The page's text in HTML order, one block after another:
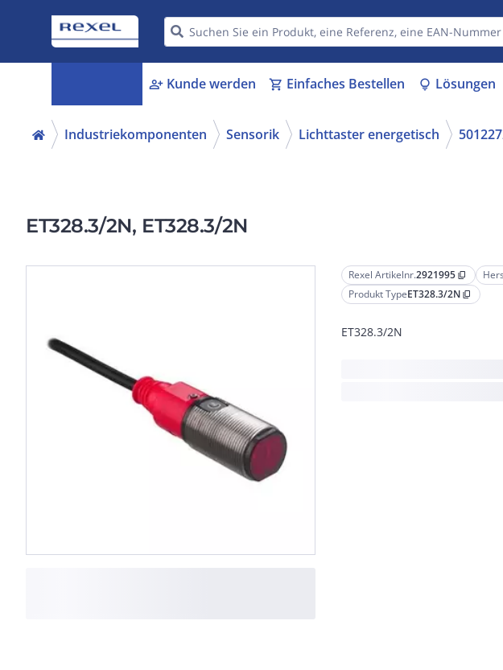
person_add Kunde werden shopping_cart Einfaches Bestellen lightbulb Lösungen
Industriekomponenten Sensorik Lichttaster energetisch
ET328.3/2N, ET328.3/2N
Rexel Artikelnr.2921995 content_copy
Produkt TypeET328.3/2N content_copy
ET328.3/2N